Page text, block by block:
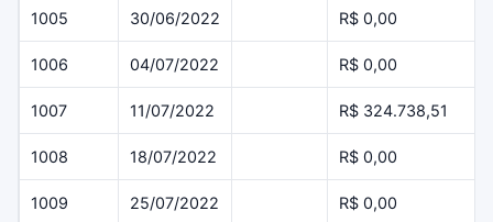
1005 30/06/2022 R$ 0,00
1006 04/07/2022 R$ 0,00
1007 11/07/2022 R$ 324.738,51
1008 18/07/2022 R$ 0,00
1009 25/07/2022 R$ 0,00